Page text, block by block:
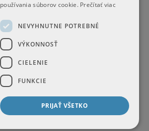
používania súborov cookie. Prečítať viac
NEVYHNUTNE POTREBNÉ
VÝKONNOSŤ
CIELENIE
FUNKCIE
PRIJAŤ VŠETKO